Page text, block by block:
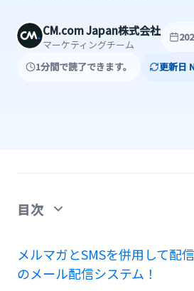
CM.com Japan株式会社
マーケティングチーム
1分間で読了できます。 更新日
目次
メール配信システムとは
メール配信システムのメリット
メルマガとSMSを併用して配
のメール配信システム！